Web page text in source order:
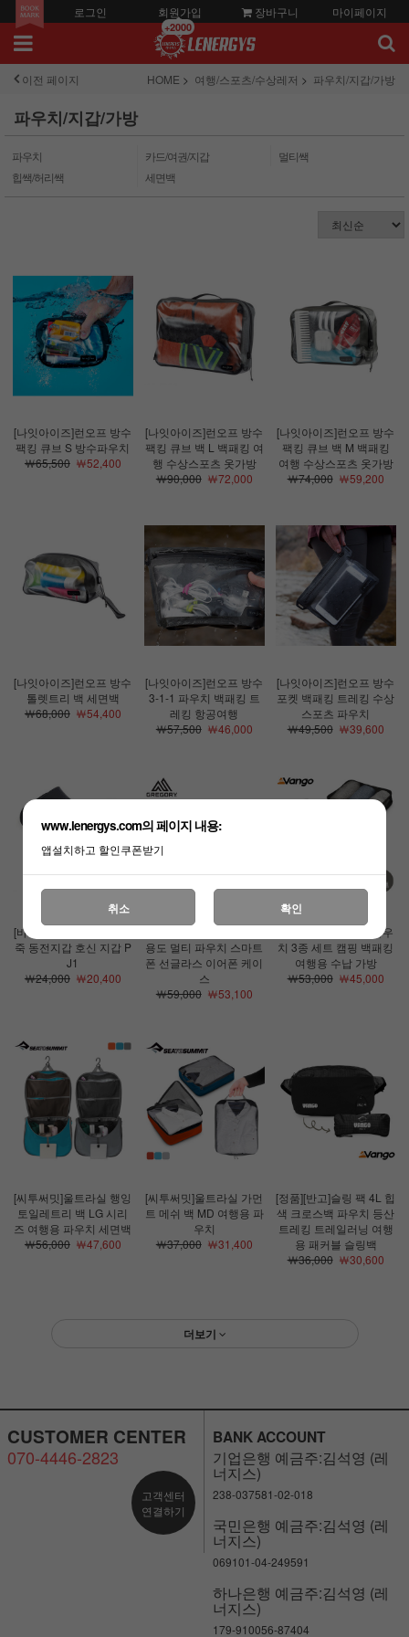
로그인 회원가입
+2000
장바구니 마이페이지
이전 페이지 HOME 여행/스포츠/수상레저 파우치/지갑/가방
파우치/지갑/가방
파우치 카드/여권/지갑
멀티쌕
힙쌕/허리쌕
세면백
[나잇아이즈]런오프 방수
팩킹 큐브 S 방수파우치
￦65,500￦52,400
[나잇아이즈]런오프 방수
팩킹 큐브 백 L 백패킹 여
행 수상스포츠 옷가방
￦90,000￦72,000
[나잇아이즈]런오프 방수
팩킹 큐브 백 M 백패킹
여행 수상스포츠 옷가방
￦74,000￦59,200
[나잇아이즈]런오프 방수
톨렛트리 백 세면백
￦68,000￦54,400
[나잇아이즈]런오프 방수
3-1-1 파우치 백패킹 트
레킹 항공여행
￦57,500￦46,000
[나잇아이즈]런오프 방수
포켓 백패킹 트레킹 수상
스포츠 파우치
￦49,500￦39,600
[바이펄러드]슬랩잭 소가
죽 동전지갑 호신 지갑 P
J1
￦24,000￦20,400
용도 멀티 파우치 스마트
폰 선글라스 이어폰 케이
스
￦59,000￦53,100
[정품][반고]팩 큐브 파우
치 3종 세트 캠핑 백패킹
여행용 수납 가방
￦53,000￦45,000
[씨투써밋]울트라실 행잉
토일레트리 백 LG 시리
즈 여행용 파우치 세면백
￦56,000￦47,600
[씨투써밋]울트라실 가먼
트 메쉬 백 MD 여행용 파
우치
￦37,000￦31,400
[정품][반고]슬링 팩 4L 힙
색 크로스백 파우치 등산
트레킹 트레일러닝 여행
용 패커블 슬링백
￦36,000￦30,600
더보기
CUSTOMER CENTER
070-4446-2823
고객센터
연결하기
BANK ACCOUNT
기업은행 예금주:김석영 (레
너지스)
238-037581-02-018
국민은행 예금주:김석영 (레
너지스)
069101-04-249591
하나은행 예금주:김석영 (레
너지스)
179-910056-87404
www.lenergys.com의 페이지 내용:
앱설치하고 할인쿠폰받기
취소 확인